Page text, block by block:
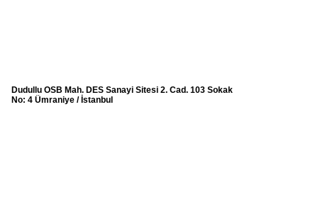
Dudullu OSB Mah. DES Sanayi Sitesi 2. Cad. 103 Sokak
No: 4 Ümraniye / İstanbul